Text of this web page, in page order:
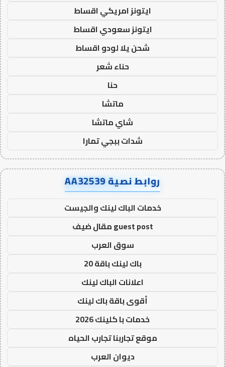
ايتونز امريكي اقساط
ايتونز سعودي اقساط
شحن يلا لودو اقساط
حناء شعر
حنا
ماتشا
شاي ماتشا
شدات ببجي تمارا
روابط نصية AA32539
خدمات الباك لينك والجيست
guest post مقال ضيف
سوق العرب
باك لينك باقة 20
اعلانات الباك لينك
أقوى باقة باك لينك
خدمات با كلينك 2026
موقع تجاربنا تجارب الحياه
ديوان العرب